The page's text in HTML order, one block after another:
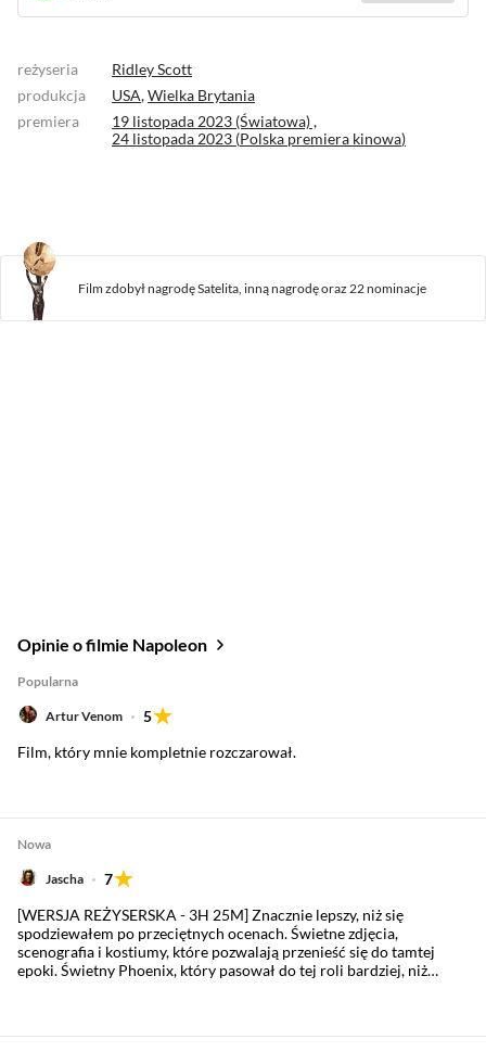
reżyseria
Ridley Scott
produkcja
USA,Wielka Brytania
premiera
19 listopada 2023 (Światowa) ,
24 listopada 2023 (Polska premiera kinowa)
Film zdobyłnagrodęSatelita, inną nagrodęoraz 22 nominacje
Opinie o filmie Napoleon
Popularna
Artur Venom
5
Film, który mnie kompletnie rozczarował.
Nowa
Jascha
7
[WERSJA REŻYSERSKA - 3H 25M] Znacznie lepszy, niż się
spodziewałem po przeciętnych ocenach. Świetne zdjęcia,
scenografia i kostiumy, które pozwalają przenieść się do tamtej
epoki. Świetny Phoenix, który pasował do tej roli bardziej, niż